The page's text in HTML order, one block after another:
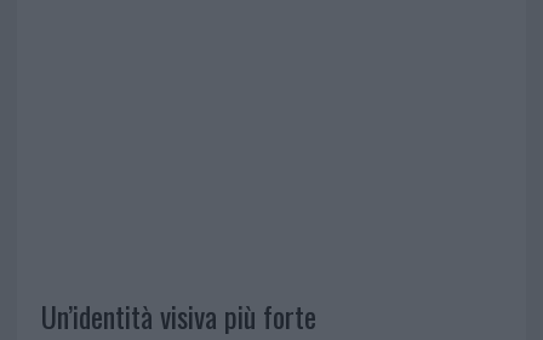
Un’identità visiva più forte